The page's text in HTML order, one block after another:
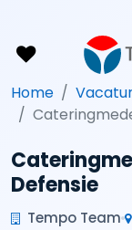
Home
Defensie
Tempo Team